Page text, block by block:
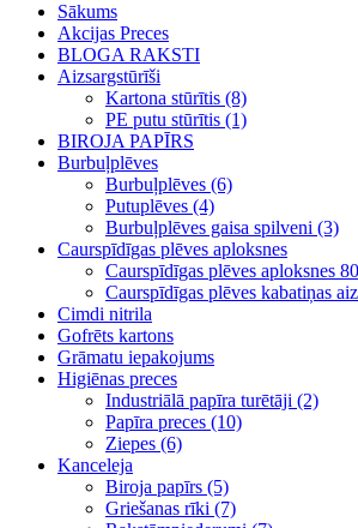
Sākums
Akcijas Preces
BLOGA RAKSTI
Aizsargstūrīši
Kartona stūrītis (8)
PE putu stūrītis (1)
BIROJA PAPĪRS
Burbuļplēves
Burbuļplēves (6)
Putuplēves (4)
Burbuļplēves gaisa spilveni (3)
Caurspīdīgas plēves aploksnes
Caurspīdīgas plēves aploksnes
Caurspīdīgas plēves kabatiņas
Cimdi nitrila
Gofrēts kartons
Grāmatu iepakojums
Higiēnas preces
Industriālā papīra turētāji (2)
Papīra preces (10)
Ziepes (6)
Kanceleja
Biroja papīrs (5)
Griešanas rīki (7)